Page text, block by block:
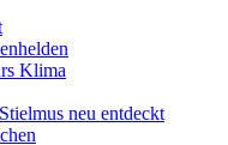
Klima
neu entdeckt